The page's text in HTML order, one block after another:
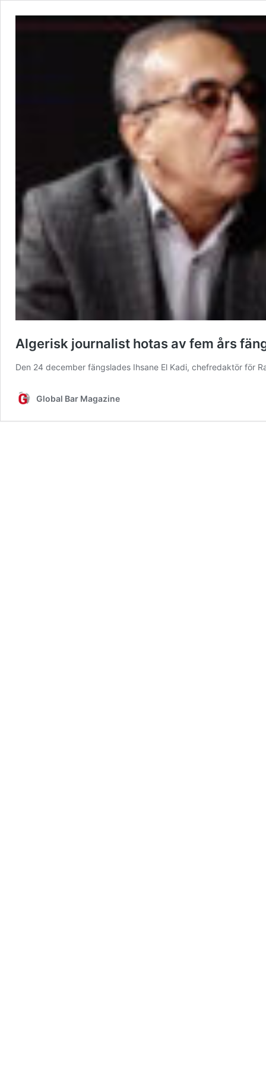
Algerisk journalist hotas av fem års
Den 24 december fängslades Ihsane El Kadi, chefredaktör för
Global Bar Magazine